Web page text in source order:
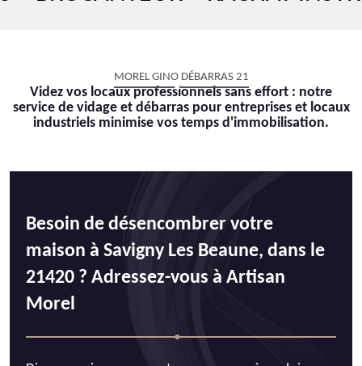
MOREL GINO DÉBARRAS 21
Videz vos locaux professionnels sans effort : notre
service de vidage et débarras pour entreprises et locaux
industriels minimise vos temps d'immobilisation.
Besoin de désencombrer votre
maison à Savigny Les Beaune, dans le
21420 ? Adressez-vous à Artisan
Morel